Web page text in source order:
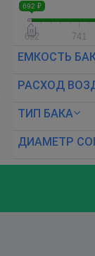
692 ₽
692 741
ЕМКОСТЬ
РАСХОД
ТИП БАКА
ДИАМЕТР